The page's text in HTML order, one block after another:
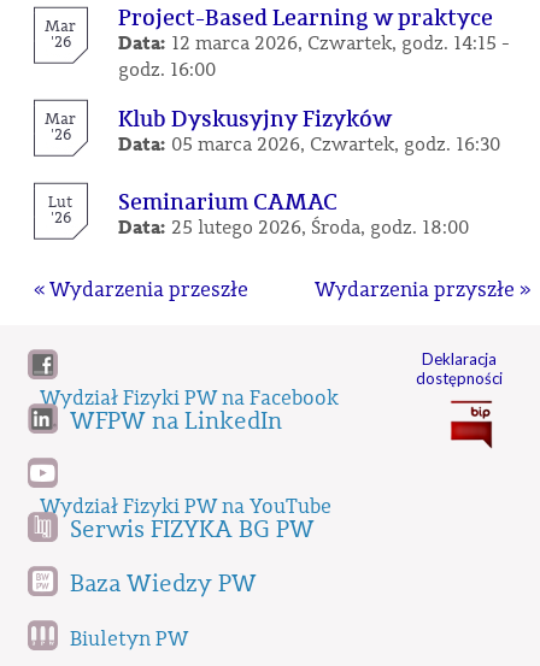
Mar
'26
Project-Based Learning w praktyce
Data: 12 marca 2026, Czwartek, godz. 14:15 -
godz. 16:00
Mar
'26 Klub Dyskusyjny Fizyków
Data: 05 marca 2026, Czwartek, godz. 16:30
Lut
'26 Seminarium CAMAC
Data: 25 lutego 2026, Środa, godz. 18:00
« Wydarzenia przeszłe Wydarzenia przyszłe »
Wydział Fizyki PW na Facebook
WFPW na LinkedIn
Wydział Fizyki PW na YouTube
Serwis FIZYKA BG PW
Baza Wiedzy PW
Biuletyn PW
Deklaracja
dostępności